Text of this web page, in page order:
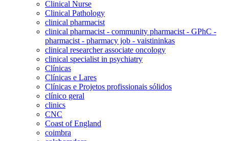
Clinical Nurse
Clinical Pathology
clinical pharmacist
clinical pharmacist - community pharmacist - GPhC -
pharmacist - pharmacy job - vaistininkas
clinical researcher associate oncology
clinical specialist in psychiatry
Clínicas
Clínicas e Lares
Clínicas e Projetos profissionais sólidos
clínico geral
clinics
CNC
Coast of England
coimbra